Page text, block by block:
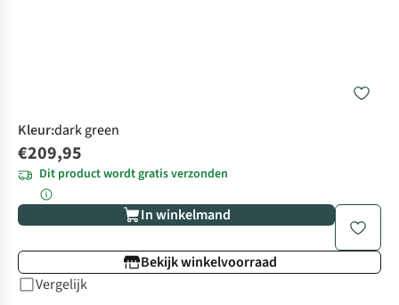
Kleur:dark green
€209,95
Dit product wordt gratis verzonden
In winkelmand
Bekijk winkelvoorraad
Vergelijk